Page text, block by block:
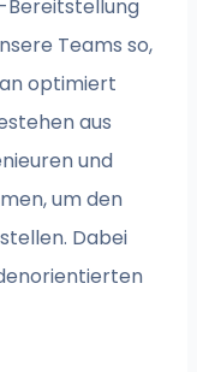
Bereitstellung
Teams so,
optimiert
aus
und
um den
Dabei